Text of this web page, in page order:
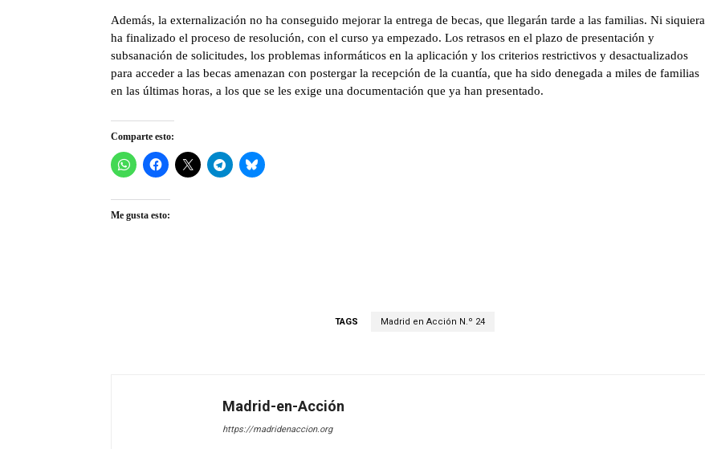
Además, la externalización no ha conseguido mejorar la entrega de becas, que llegarán tarde a las familias. Ni siquiera
ha finalizado el proceso de resolución, con el curso ya empezado. Los retrasos en el plazo de presentación y
subsanación de solicitudes, los problemas informáticos en la aplicación y los criterios restrictivos y desactualizados
para acceder a las becas amenazan con postergar la recepción de la cuantía, que ha sido denegada a miles de familias
en las últimas horas, a los que se les exige una documentación que ya han presentado.
Comparte esto:
Me gusta esto:
TAGS Madrid en Acción N.º 24
Madrid-en-Acción
https://madridenaccion.org